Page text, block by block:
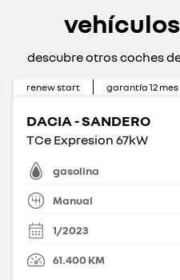
descubre otros coches
renew start garantía 12 mes
DACIA - SANDERO
TCe Expresion 67kW
gasolina
Manual
1/2023
61.400KM